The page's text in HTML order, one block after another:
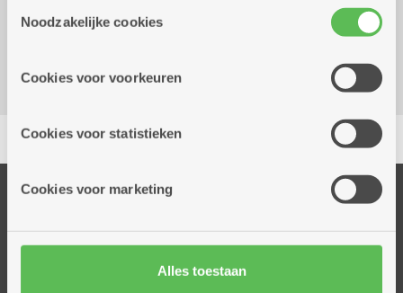
cookies hebben we jouw toestemming nodig. Sommige
cookies worden geplaatst door derde partijen die een
informatie over jouw (geanonimiseerd) gebruik van onze
partners kunnen deze gegevens combineren met andere
Noodzakelijke cookies
Cookies voor voorkeuren
Cookies voor statistieken
Cookies voor marketing
Alles toestaan
Dienstencentrum Van Schoonbeke
Delen
Onze diensten
Dienstencentra
Assistentiewoningen